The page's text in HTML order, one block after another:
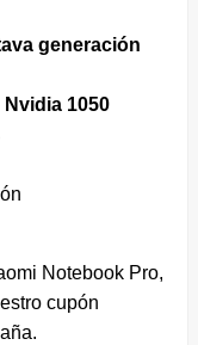
generación
Nvidia 1050
Notebook Pro,
cupón